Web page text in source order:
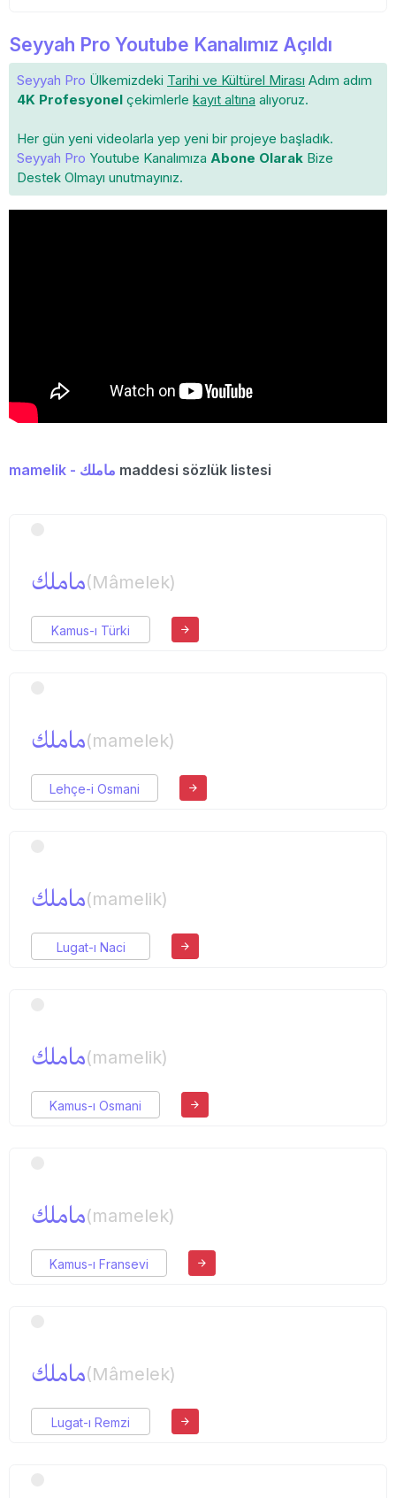
Seyyah Pro Youtube Kanalımız Açıldı
Seyyah Pro Ülkemizdeki Tarihi ve Kültürel Mirası Adım adım
4K Profesyonel çekimlerle kayıt altına alıyoruz.
Her gün yeni videolarla yep yeni bir projeye başladık.
Seyyah Pro Youtube Kanalımıza Abone Olarak Bize
Destek Olmayı unutmayınız.
mamelik - ماملك maddesi sözlük listesi
ماملك(Mâmelek)
Kamus-ı Türki
ماملك(mamelek)
Lehçe-i Osmani
ماملك(mamelik)
Lugat-ı Naci
ماملك(mamelik)
Kamus-ı Osmani
ماملك(mamelek)
Kamus-ı Fransevi
ماملك(Mâmelek)
Lugat-ı Remzi